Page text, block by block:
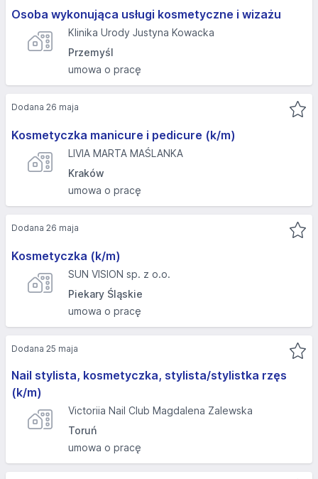
Osoba wykonująca usługi kosmetyczne i wizażu
Klinika Urody Justyna Kowacka
Przemyśl
umowa o pracę
Kosmetyczka manicure i pedicure (k/m)
LIVIA MARTA MAŚLANKA
Kraków
umowa o pracę
Dodana 26 maja
Kosmetyczka (k/m)
SUN VISION sp. z o.o.
Piekary Śląskie
umowa o pracę
Dodana 26 maja
Nail stylista, kosmetyczka, stylista/stylistka rzęs
(k/m)
Victoriia Nail Club Magdalena Zalewska
Toruń
umowa o pracę
Dodana 25 maja